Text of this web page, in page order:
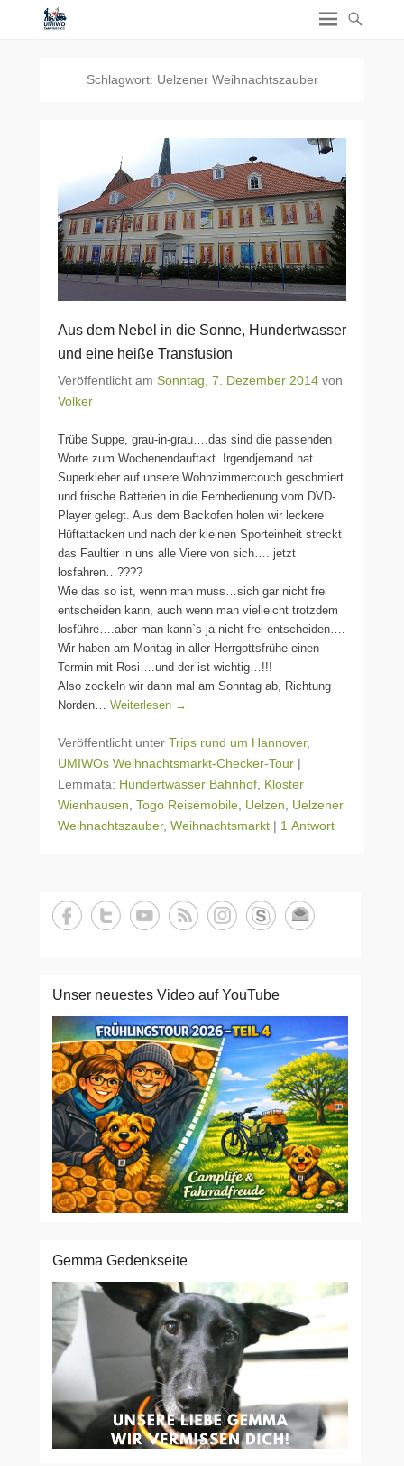
Schlagwort: Uelzener Weihnachtszauber
Aus dem Nebel in die Sonne, Hundertwasser
und eine heiße Transfusion
Veröffentlicht am Sonntag, 7. Dezember 2014 von
Volker
Trübe Suppe, grau-in-grau….das sind die passenden
Worte zum Wochenendauftakt. Irgendjemand hat
Superkleber auf unsere Wohnzimmercouch geschmiert
und frische Batterien in die Fernbedienung vom DVD-
Player gelegt. Aus dem Backofen holen wir leckere
Hüftattacken und nach der kleinen Sporteinheit streckt
das Faultier in uns alle Viere von sich…. jetzt
losfahren…????
Wie das so ist, wenn man muss…sich gar nicht frei
entscheiden kann, auch wenn man vielleicht trotzdem
losführe….aber man kann`s ja nicht frei entscheiden….
Wir haben am Montag in aller Herrgottsfrühe einen
Termin mit Rosi….und der ist wichtig…!!!
Also zockeln wir dann mal am Sonntag ab, Richtung
Norden… Weiterlesen →
Veröffentlicht unter Trips rund um Hannover,
UMIWOs Weihnachtsmarkt-Checker-Tour |
Lemmata: Hundertwasser Bahnhof Kloster
Wienhausen Togo Reisemobile Uelzen
Uelzener
Weihnachtszauber, Weihnachtsmarkt | 1 Antwort
Unser neuestes Video auf YouTube
Gemma Gedenkseite